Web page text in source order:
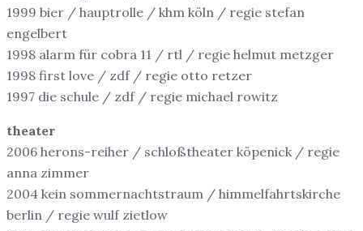
1999 bier / hauptrolle / khm köln / regie stefan
engelbert
1998 alarm für cobra 11 / rtl / regie helmut metzger
1998 first love / zdf / regie otto retzer
1997 die schule / zdf / regie michael rowitz
theater
2006 herons-reiher / schloßtheater köpenick / regie
anna zimmer
2004 kein sommernachtstraum / himmelfahrtskirche
berlin / regie wulf zietlow